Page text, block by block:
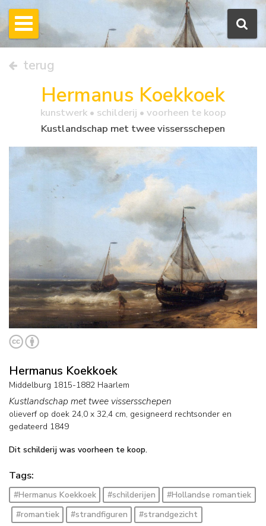
terug
Hermanus Koekkoek
kunstwerk • schilderij • voorheen te koop
Kustlandschap met twee vissersschepen
Hermanus Koekkoek
Middelburg 1815-1882 Haarlem
Kustlandschap met twee vissersschepen
olieverf op doek 24,0 x 32,4 cm, gesigneerd rechtsonder en
gedateerd 1849
Dit schilderij was voorheen te koop.
Tags:
#Hermanus Koekkoek #schilderijen
#Hollandse romantiek
#romantiek
#strandfiguren
#strandgezicht